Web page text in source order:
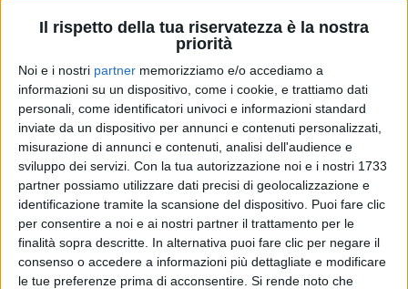
Il rispetto della tua riservatezza è la nostra
priorità
Noi e i nostri partner memorizziamo e/o accediamo a
informazioni su un dispositivo, come i cookie, e trattiamo dati
personali, come identificatori univoci e informazioni standard
inviate da un dispositivo per annunci e contenuti personalizzati,
misurazione di annunci e contenuti, analisi dell'audience e
sviluppo dei servizi. Con la tua autorizzazione noi e i nostri 1733
partner possiamo utilizzare dati precisi di geolocalizzazione e
identificazione tramite la scansione del dispositivo. Puoi fare clic
per consentire a noi e ai nostri partner il trattamento per le
finalità sopra descritte. In alternativa puoi fare clic per negare il
consenso o accedere a informazioni più dettagliate e modificare
le tue preferenze prima di acconsentire. Si rende noto che
INTERVISTA 10 mag 2022
Ligabue: “Che sofferenza gli ultimi 3 anni!
Sul palco mi sento a casa”
Luciano, in diretta su Radio Italia solomusiciataliana
dal Reward Music Place, si racconta apertamente,
ricordando tutta la sua vita raccontata
nell’autobiografia “Una storia”. Negli ultimi giorni, è
arrivato anche un nuovo singolo che anticipa il suo
imminente sul palco a Campovolo e all’Arena di
Verona